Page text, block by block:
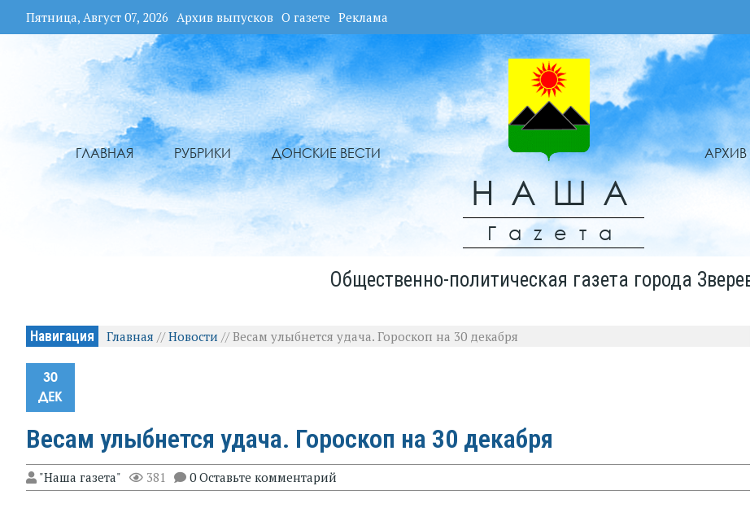
Пятница, Август 07, 2026 Архив выпусков О газете Реклама
ГЛАВНАЯ РУБРИКИ ДОНСКИЕ ВЕСТИ
НАША
Гаzета
Общественно-политическая газета города
Навигация Главная //Новости //Весам улыбнется удача. Гороскоп на 30 декабря
30
ДЕК
Весам улыбнется удача. Гороскоп на 30 декабря
"Наша газета" 381 0 Оставьте комментарий